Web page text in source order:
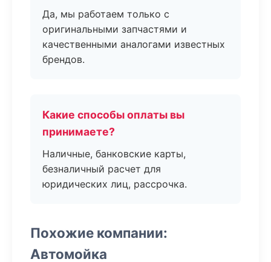
Да, мы работаем только с
оригинальными запчастями и
качественными аналогами известных
брендов.
Какие способы оплаты вы
принимаете?
Наличные, банковские карты,
безналичный расчет для
юридических лиц, рассрочка.
Похожие компании:
Автомойка